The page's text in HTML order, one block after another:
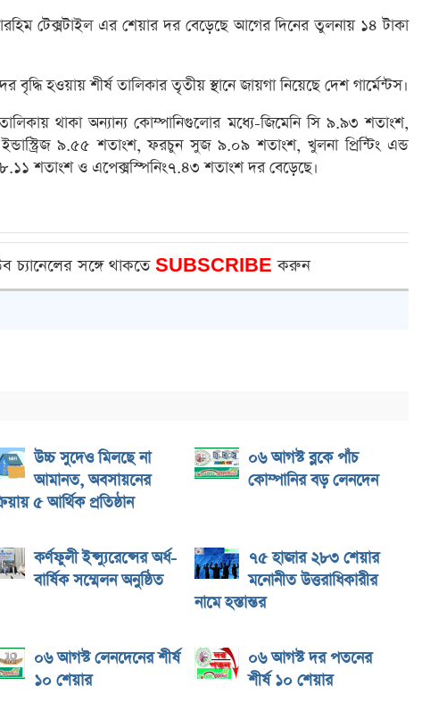
টেক্সটাইল এর শেয়ার দর বেড়েছে আগের দিনের তুলনায় ১৪ টাকা
হওয়ায় শীর্ষ তালিকার তৃতীয় স্থানে জায়গা নিয়েছে দেশ গার্মেন্টস।
থাকা অন্যান্য কোম্পানিগুলোর মধ্যে-জিমেনি সি ৯.৯৩ শতাংশ,
ইন্ডাস্ট্রিজ ৯.৫৫ শতাংশ, ফরচুন সুজ ৯.০৯ শতাংশ, খুলনা প্রিন্টিং এন্ড
৮.১১ শতাংশ ও এপেক্সস্পিনিং৭.৪৩ শতাংশ দর বেড়েছে।
চ্যানেলের সঙ্গে থাকতে SUBSCRIBEকরুন
উচ্চ সুদেও মিলছে না
আমানত, অবসায়নের
৫ আর্থিক প্রতিষ্ঠান
০৬ আগস্ট ব্লকে পাঁচ
কোম্পানির বড় লেনদেন
কর্ণফুলী ইন্স্যুরেন্সের অর্ধ-
বার্ষিক সম্মেলন অনুষ্ঠিত
৭৫ হাজার ২৮৩ শেয়ার
মনোনীত উত্তরাধিকারীর
নামে হস্তান্তর
০৬ আগস্ট লেনদেনের শীর্ষ
১০ শেয়ার
০৬ আগস্ট দর পতনের
শীর্ষ ১০ শেয়ার